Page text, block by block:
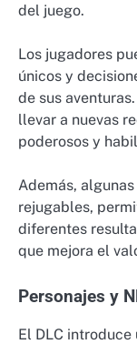
del juego.
Los jugadores
únicos y
de sus
llevar a nuevas
poderosos y
Además,
rejugables,
diferentes
que mejora el
Personajes y
El DLC introduce